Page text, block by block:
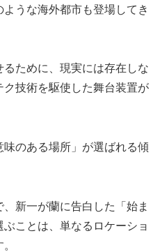
うな海外都市も登場してき
ために、現実には存在しな
技術を駆使した舞台装置が
のある場所」が選ばれる傾
新一が蘭に告白した「始ま
ことは、単なるロケーショ